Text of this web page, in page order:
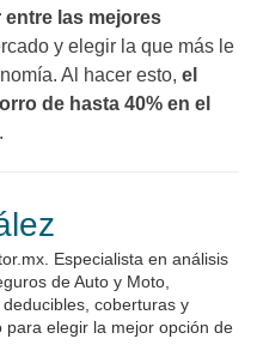
las mejores
y elegir la que más le
Al hacer esto, el
de hasta 40% en el
.
Especialista en análisis
de Auto y Moto,
coberturas y
elegir la mejor opción de